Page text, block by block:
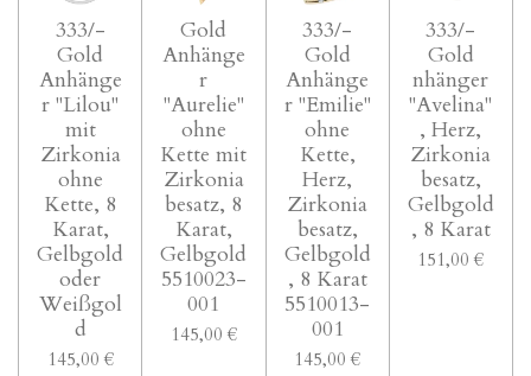
333/-
Gold
Anhänge
r "Lilou"
mit
Zirkonia
ohne
Kette, 8
Karat,
Gelbgold
oder
Weißgol
d
145,00 €
Gold
Anhänge
r
"Aurelie"
ohne
Kette mit
Zirkonia
besatz, 8
Karat,
Gelbgold
5510023-
001
145,00 €
333/-
Gold
Anhänge
r "Emilie"
ohne
Kette,
Herz,
Zirkonia
besatz,
Gelbgold
, 8 Karat
5510013-
001
145,00 €
333/-
Gold
nhänger
"Avelina"
, Herz,
Zirkonia
besatz,
Gelbgold
, 8 Karat
151,00 €